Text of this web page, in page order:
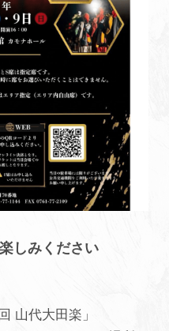
しみください
山代大田楽」